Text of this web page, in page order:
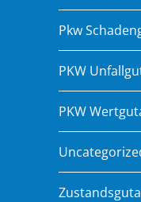
Pkw
PKW
PKW